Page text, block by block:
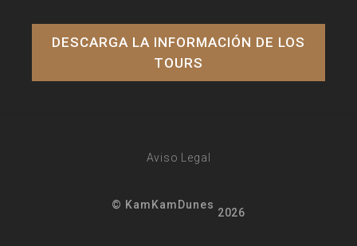
DESCARGA LA INFORMACIÓN DE LOS
TOURS
© KamKamDunes
2026
Aviso Legal